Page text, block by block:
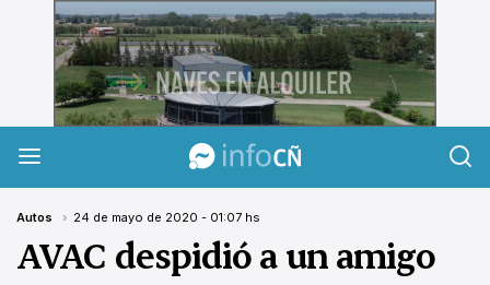
InfoCañuelas
Autos 24 de mayo de 2020 - 01:07 hs
AVAC despidió a un amigo